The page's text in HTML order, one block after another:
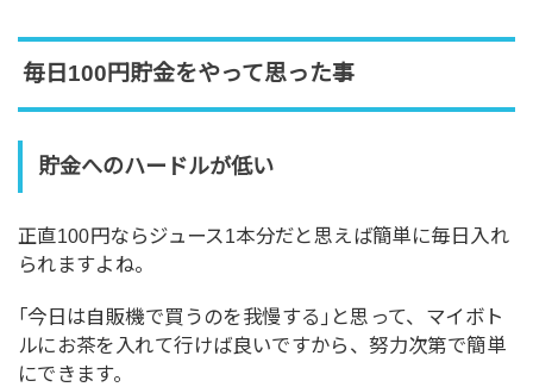
毎日100円貯金をやって思った事
貯金へのハードルが低い
正直100円ならジュース1本分だと思えば簡単に毎日入れ
られますよね。
｢今日は自販機で買うのを我慢する｣と思って、マイボト
ルにお茶を入れて行けば良いですから、努力次第で簡単
にできます。